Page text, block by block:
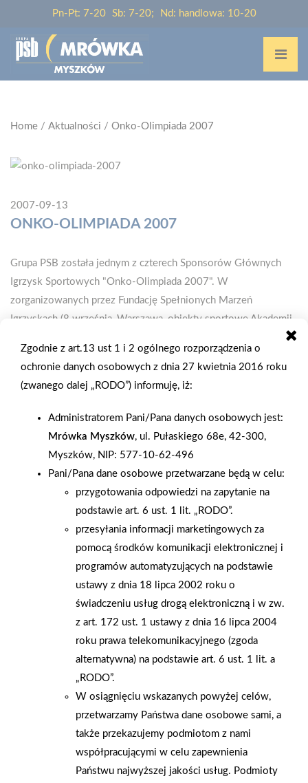
Pn-Pt: 7-20 Sb: 7-20; Nd: handlowa: 10-20
Home / Aktualności / Onko-Olimpiada 2007
2007-09-13
ONKO-OLIMPIADA 2007
Grupa PSB została jednym z czterech Sponsorów Głównych
Igrzysk Sportowych "Onko-Olimpiada 2007". W
zorganizowanych przez Fundację Spełnionych Marzeń
Igrzyskach (8 września, Warszawa, obiekty sportowe Akademii
choroby nowotworowe. Patronatem honorowym imprezy była
Małżonka Prezydenta RP pani Maria Kaczyńska. W kilkunastu
konkurencjach lekkoatletycznych, pływaniu, tenisie stołowym i
w meczach piłki nożnej zmierzyli się młodzi zawodnicy ze
wszystkich ośrodków onkologicznych w Polsce oraz dzieci z
Rosji i z Ukrainy. Celem zorganizowanej po raz pierwszy
imprezy było przełamywanie stereotypów wobec chorób
onkologicznych, budowanie poczucia własnej wartości wśród
dzieci chorych, promocja walki z chorobą nowotworową.
Imprezę zakończył wielki festyn. Zmagania sportowe podczas
Onko-Olimpiady relacjonowała telewizja, stacje radiowe. O
Igrzyskach z udziałem dzieci cierpiących na choroby
onkologiczne pisała także prasa.
AKTUALNOŚCI
Zgodnie z art.13 ust 1 i 2 ogólnego rozporządzenia o
ochronie danych osobowych z dnia 27 kwietnia 2016 roku
(zwanego dalej „RODO”) informuję, iż:
Administratorem Pani/Pana danych osobowych jest:
Mrówka Myszków, ul. Pułaskiego 68e, 42-300,
Myszków, NIP: 577-10-62-496
Pani/Pana dane osobowe przetwarzane będą w celu:
przygotowania odpowiedzi na zapytanie na
podstawie art. 6 ust. 1 lit. „RODO”.
przesyłania informacji marketingowych za
pomocą środków komunikacji elektronicznej i
programów automatyzujących na podstawie
ustawy z dnia 18 lipca 2002 roku o
świadczeniu usług drogą elektroniczną i w zw.
z art. 172 ust. 1 ustawy z dnia 16 lipca 2004
roku prawa telekomunikacyjnego (zgoda
alternatywna) na podstawie art. 6 ust. 1 lit. a
„RODO”.
W osiągnięciu wskazanych powyżej celów,
przetwarzamy Państwa dane osobowe sami, a
także przekazujemy podmiotom z nami
współpracującymi w celu zapewnienia
Państwu najwyższej jakości usług. Podmioty